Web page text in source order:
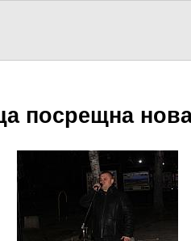
посрещна